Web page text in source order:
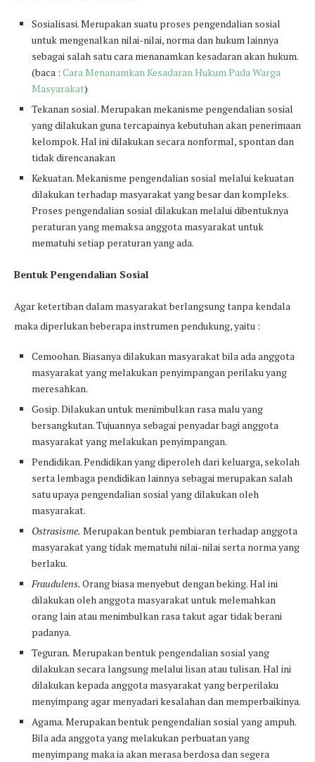
Sosialisasi. Merupakan suatu proses pengendalian sosial
untuk mengenalkan nilai-nilai, norma dan hukum lainnya
sebagai salah satu cara menanamkan kesadaran akan hukum.
(baca : Cara Menanamkan Kesadaran Hukum Pada Warga
Masyarakat)
Tekanan sosial. Merupakan mekanisme pengendalian sosial
yang dilakukan guna tercapainya kebutuhan akan penerimaan
kelompok. Hal ini dilakukan secara nonformal, spontan dan
tidak direncanakan
Kekuatan. Mekanisme pengendalian sosial melalui kekuatan
dilakukan terhadap masyarakat yang besar dan kompleks.
Proses pengendalian sosial dilakukan melalui dibentuknya
peraturan yang memaksa anggota masyarakat untuk
mematuhi setiap peraturan yang ada.
Bentuk Pengendalian Sosial
Agar ketertiban dalam masyarakat berlangsung tanpa kendala
maka diperlukan beberapa instrumen pendukung, yaitu :
Cemoohan. Biasanya dilakukan masyarakat bila ada anggota
masyarakat yang melakukan penyimpangan perilaku yang
meresahkan.
Gosip. Dilakukan untuk menimbulkan rasa malu yang
bersangkutan. Tujuannya sebagai penyadar bagi anggota
masyarakat yang melakukan penyimpangan.
Pendidikan. Pendidikan yang diperoleh dari keluarga, sekolah
serta lembaga pendidikan lainnya sebagai merupakan salah
satu upaya pengendalian sosial yang dilakukan oleh
masyarakat.
Ostrasisme. Merupakan bentuk pembiaran terhadap anggota
masyarakat yang tidak mematuhi nilai-nilai serta norma yang
berlaku.
Fraudulens.Orang biasa menyebut dengan beking. Hal ini
dilakukan oleh anggota masyarakat untuk melemahkan
orang lain atau menimbulkan rasa takut agar tidak berani
padanya.
Teguran. Merupakan bentuk pengendalian sosial yang
dilakukan secara langsung melalui lisan atau tulisan. Hal ini
dilakukan kepada anggota masyarakat yang berperilaku
menyimpang agar menyadari kesalahan dan memperbaikinya.
Agama. Merupakan bentuk pengendalian sosial yang ampuh.
Bila ada anggota yang melakukan perbuatan yang
menyimpang maka ia akan merasa berdosa dan segera